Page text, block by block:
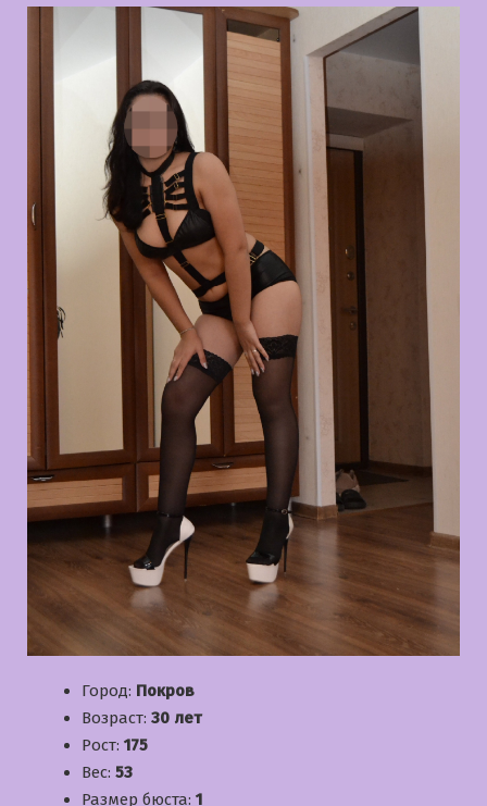
Город: Покров
Возраст: 30 лет
Рост: 175
Вес: 53
Размер бюста: 1